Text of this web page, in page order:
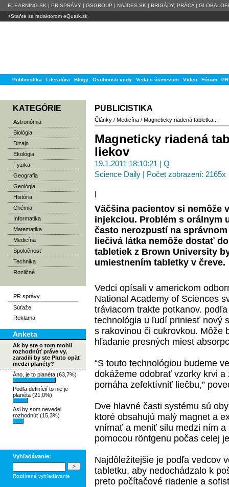
ELEARNING.SK | PR SPRÁVY | GSGROUP | NAJDES.SK | BRIGÁDY, PRÁCA |
>Staňte sa redaktorom eQuark.sk
Publicistika Literatúra Blogy Osobnosti vedy Veda s úsmevom Video Fórum
KATEGÓRIE
Astronómia
Biológia
Dizajn
Ekológia
Fyzika
Geografia
Geológia
História
Chémia
Informatika
Matematika
Medicína
Spoločnosť
Technika
Rozličné
PR správy
Súťaže
Reklama
Anketa
Ak by ste o tom mohli
rozhodnúť práve vy,
zaradili by ste Pluto opäť
medzi planéty?
Áno, je to planéta (63,7%)
Podľa definícií to nie je
planéta (21,0%)
Asi by som nevedel
rozhodnúť (15,3%)
Vyhľadávanie:
Rozšírené vyhľadávanie
PUBLICISTIKA
Články / Medicína / Magneticky riadená tabletka...
Magneticky riadená
liekov
19.1.2011 18:10:21 | Q
Science Daily | Počet zobrazení: 2165x
Väčšina pacientov si nemôže
injekciou. Problém s orálnym
často nerozpustí na
liečivá látka nemôže dostať
tabletiek z Brown University
umiestnením tabletky v čreve.
Vedci opísali v americkom
National Academy of Sciences
tráviacom trakte potkanov.
technológia u ľudí priniesť nový
s rakovinou či cukrovkou. Môže
hľadanie presných miest
“S touto technológiou budeme
dokážeme odobrať vzorky krvi
pomáha zefektívniť liečbu,”
Dve hlavné časti systému sú
ktoré obsahujú malý magnet a
vnímať a meniť silu medzi ním
pomocou röntgenu počas celej
Najdôležitejšie je podľa vedcov
tabletku, aby nedochádzalo k
preto počítačové riadenie a